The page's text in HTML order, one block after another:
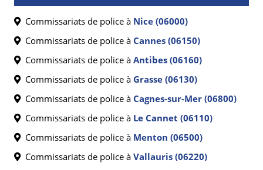
Commissariats de police à Nice (06000)
Commissariats de police à Cannes (06150)
Commissariats de police à Antibes (06160)
Commissariats de police à Grasse (06130)
Commissariats de police à Cagnes-sur-Mer (06800)
Commissariats de police à Le Cannet (06110)
Commissariats de police à Menton (06500)
Commissariats de police à Vallauris (06220)